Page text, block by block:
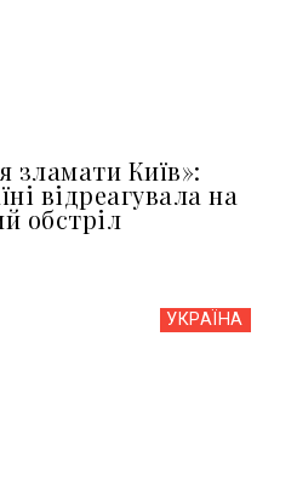
зламати Київ»:
відреагувала на
обстріл
УКРАЇНА